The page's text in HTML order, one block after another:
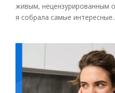
живым, нецензурированным
я собрала самые